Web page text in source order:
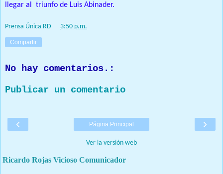
llegar al triunfo de Luis Abinader.
Prensa Única RD 3:50 p.m.
Compartir
No hay comentarios.:
Publicar un comentario
‹ ›
Página Principal
Ver la versión web
Ricardo Rojas Vicioso Comunicador